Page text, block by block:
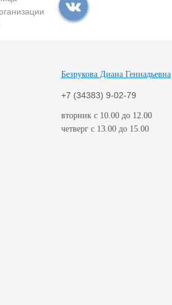
Безрукова Диана Геннадьевна
+7 (34383) 9-02-79
вторник с 10.00 до 12.00
четверг с 13.00 до 15.00